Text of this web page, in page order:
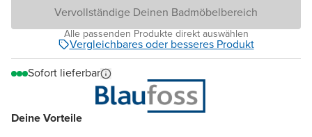
Deine Vorteile
Vervollständige Deinen Badmöbelbereich
Alle passenden Produkte direkt auswählen
Vergleichbares oder besseres Produkt
Sofort lieferbar